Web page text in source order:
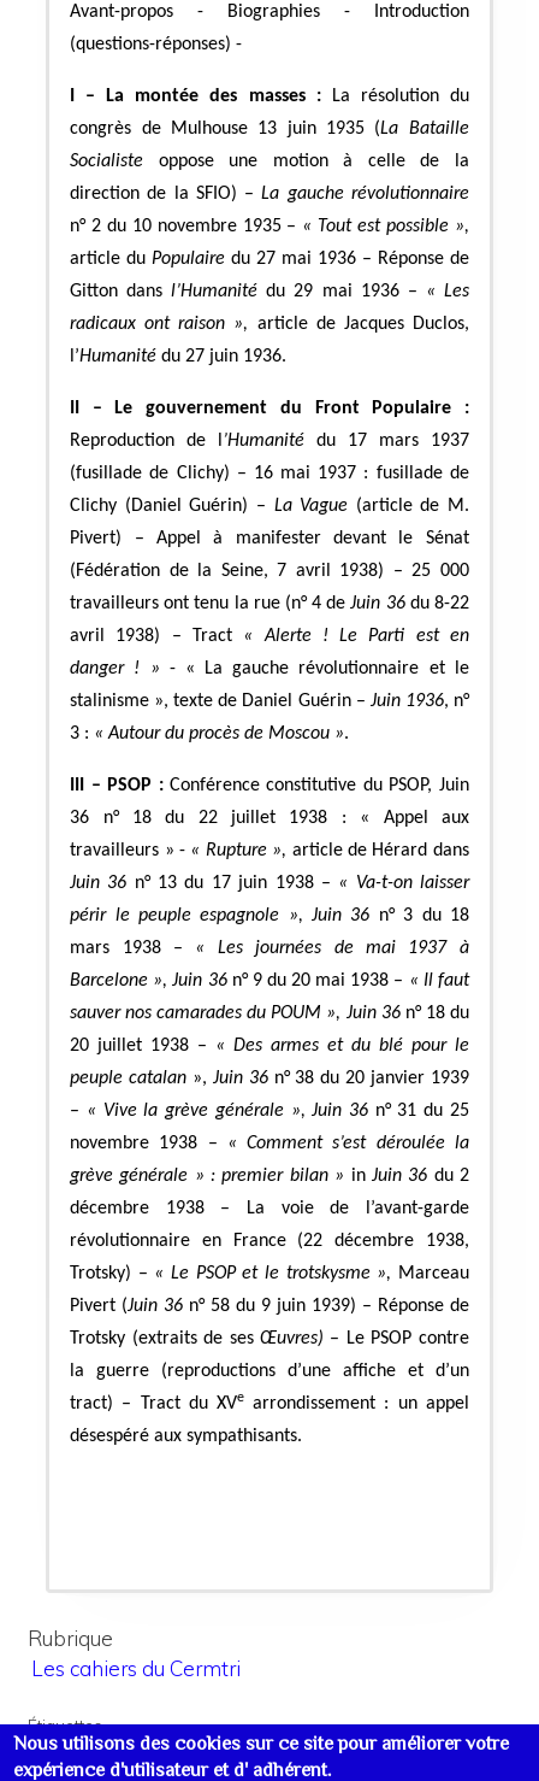
Nous utilisons des cookies sur ce site pour améliorer votre
expérience d'utilisateur et d' adhérent.
Avant-propos - Biographies -
Introduction
(questions-réponses) -
I – La montée des masses :
La résolution du
congrès de Mulhouse 13 juin 1935 (La Bataille
Socialiste oppose une motion à celle de la
direction de la SFIO) –La gauche révolutionnaire
n° 2 du 10 novembre 1935 – « Tout est possible »,
article du Populaire du 27 mai 1936 – Réponse de
Gitton dansl’Humanité du 29 mai 1936 – « Les
radicaux ont raison », article de Jacques Duclos,
l’Humanité du 27 juin 1936.
II – Le gouvernement du Front Populaire :
Reproduction de l
’Humanité du 17 mars 1937
(fusillade de Clichy) – 16 mai 1937 : fusillade de
Clichy (Daniel Guérin) – La Vague (article de M.
Pivert) – Appel à manifester devant le Sénat
(Fédération de la Seine, 7 avril 1938) – 25 000
travailleurs ont tenu la rue (n° 4 deJuin 36du 8-22
avril 1938) – Tract « Alerte ! Le Parti est en
danger ! » - « La gauche révolutionnaire et le
stalinisme », texte de Daniel Guérin – Juin 1936, n°
3 : « Autour du procès de Moscou ».
III – PSOP : Conférence constitutive du PSOP, Juin
36 n° 18 du 22 juillet 1938 : « Appel aux
travailleurs » - « Rupture », article de Hérard dans
Juin 36 n° 13 du 17 juin 1938 – « Va-t-on laisser
périr le peuple espagnole », Juin 36 n° 3 du 18
mars 1938
– « Les journées de mai 1937 à
Barcelone », Juin 36n° 9 du 20 mai 1938 – « Il faut
sauver nos camarades du POUM », Juin 36n° 18 du
20 juillet 1938 – « Des armes et du blé pour le
peuple catalan », Juin 36n° 38 du 20 janvier 1939
– « Vive la grève générale », Juin 36n° 31 du 25
novembre 1938 – « Comment s’est déroulée la
grève générale » : premier bilan » in Juin 36 du 2
décembre 1938 – La voie de l’avant-garde
révolutionnaire en France (22 décembre 1938,
Trotsky) – « Le PSOP et le trotskysme », Marceau
Pivert (Juin 36 n° 58 du 9 juin 1939) – Réponse de
Trotsky (extraits de ses Œuvres) – Le PSOP contre
la guerre (reproductions d’une affiche et d’un
tract) – Tract du XVe arrondissement : un appel
désespéré aux sympathisants.
Rubrique
Les cahiers du Cermtri
Étiquettes
France : Organisations politiques